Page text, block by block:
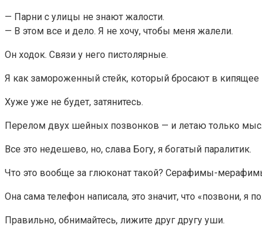
— Парни с улицы не знают жалости.
— В этом все и дело. Я не хочу, чтобы меня жалели.
Он ходок. Связи у него пистолярные.
Я как замороженный стейк, который бросают в кипящее
Хуже уже не будет, затянитесь.
Перелом двух шейных позвонков — и летаю только
Все это недешево, но, слава Богу, я богатый паралитик.
Что это вообще за глюконат такой? Серафимы-
Она сама телефон написала, это значит, что «позвони, я
Правильно, обнимайтесь, лижите друг другу уши.